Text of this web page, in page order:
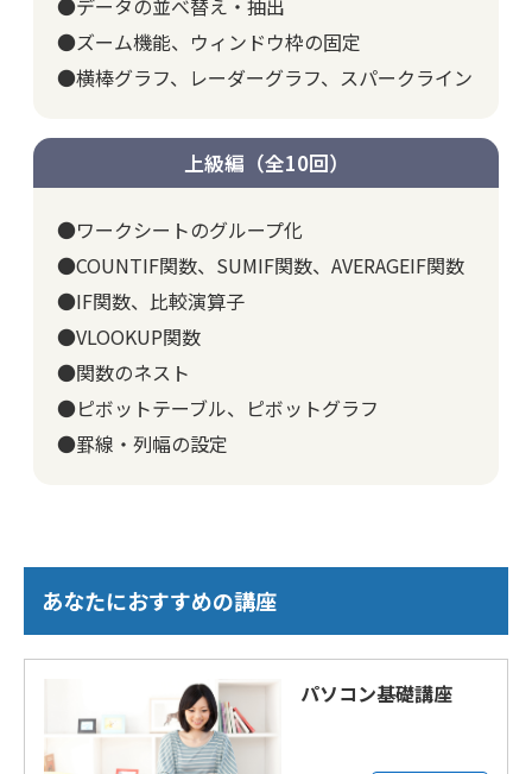
●データの並べ替え・抽出
●ズーム機能、ウィンドウ枠の固定
●横棒グラフ、レーダーグラフ、スパークライン
上級編（全10回）
●ワークシートのグループ化
●COUNTIF関数、SUMIF関数、AVERAGEIF関数
●IF関数、比較演算子
●VLOOKUP関数
●関数のネスト
●ピボットテーブル、ピボットグラフ
●罫線・列幅の設定
あなたにおすすめの講座
パソコン基礎講座